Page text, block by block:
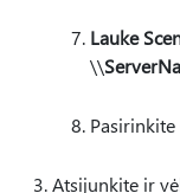
Lauke
\\
Pasirinkite
Atsijunkite ir